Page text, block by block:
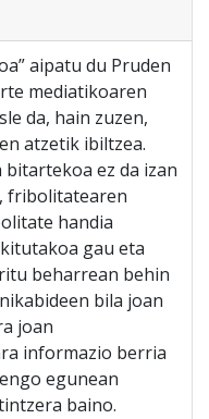
aipatu du Pruden
mediatikoaren
da, hain zuzen,
atzetik ibiltzea.
ez da izan
fribolitatearen
handia
gau eta
beharrean behin
bila joan
joan
informazio berria
egunean
baino.